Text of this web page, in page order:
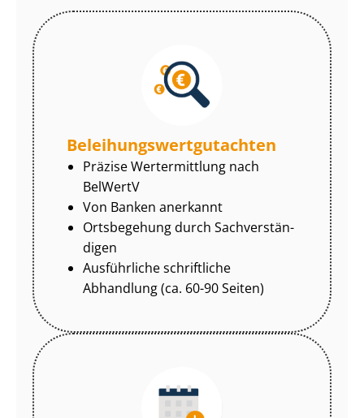
Be­lei­hungs­wert­gut­ach­ten
Präzise Wertermittlung nach
BelWertV
Von Banken anerkannt
Ortsbegehung durch Sach­ver­stän­
di­gen
Ausführliche schriftliche
Abhandlung (ca. 60-90 Seiten)